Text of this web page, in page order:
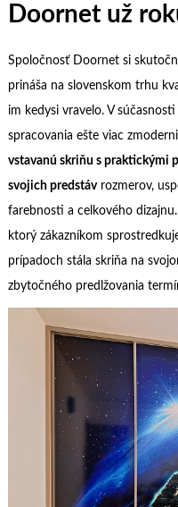
Doornet už
Spoločnosť Doornet si
prináša na slovenskom trhu
im kedysi vravelo. V
spracovania ešte viac
vstavanú skriňu s praktickými
svojich predstávrozmerov,
farebnosti a celkového
ktorý zákazníkom
prípadoch stála skriňa na
zbytočného predlžovania